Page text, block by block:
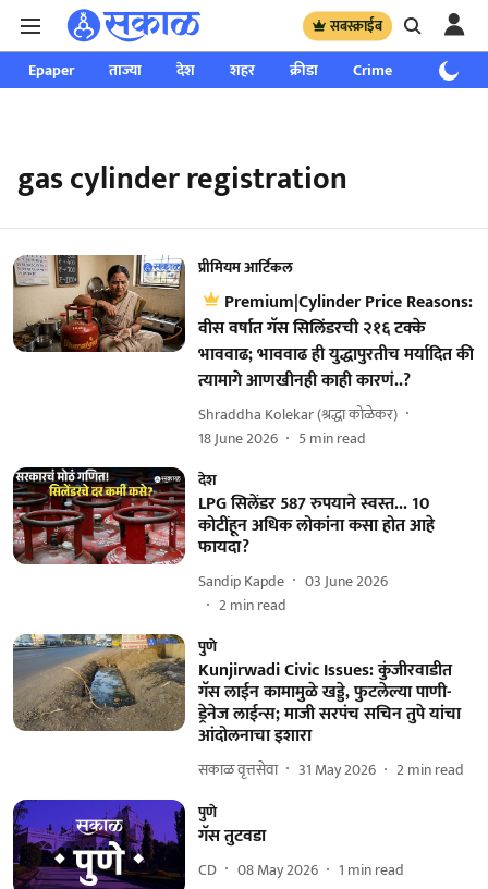
सबस्क्राईब
Epaper ताज्या देश शहर क्रीडा Crime साप्ताहिक
gas cylinder registration
प्रीमियम आर्टिकल
Premium|Cylinder Price Reasons:
वीस वर्षात गॅस सिलिंडरची २१६ टक्के
भाववाढ; भाववाढ ही युद्धापुरतीच मर्यादित की
त्यामागे आणखीनही काही कारणं..?
Shraddha Kolekar (श्रद्धा कोळेकर)
18 June 2026
5min read
देश
LPG सिलेंडर 587 रुपयाने स्वस्त... 10
कोटींहून अधिक लोकांना कसा होत आहे
फायदा?
Sandip Kapde
03 June 2026
2min read
पुणे
Kunjirwadi Civic Issues: कुंजीरवाडीत
गॅस लाईन कामामुळे खड्डे, फुटलेल्या पाणी-
ड्रेनेज लाईन्स; माजी सरपंच सचिन तुपे यांचा
आंदोलनाचा इशारा
सकाळ वृत्तसेवा 31 May 2026 2min read
पुणे
गॅस तुटवडा
CD 08 May 2026 1 min read